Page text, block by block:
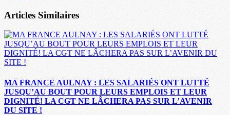
Articles Similaires
MA FRANCE AULNAY : LES SALARIÉS ONT LUTTÉ
JUSQU’AU BOUT POUR LEURS EMPLOIS ET LEUR
DIGNITÉ! LA CGT NE LÂCHERA PAS SUR L’AVENIR
DU SITE !